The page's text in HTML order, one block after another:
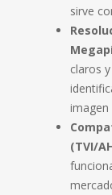
sirve
claros
imagen
(TVI/